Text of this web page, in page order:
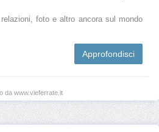
foto e altro ancora sul mondo
Approfondisci
da www.vieferrate.it